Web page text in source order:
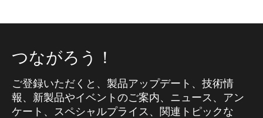
つながろう！
ご登録いただくと、製品アップデート、技術情
報、新製品やイベントのご案内、ニュース、アン
ケート、スペシャルプライス、関連トピックな